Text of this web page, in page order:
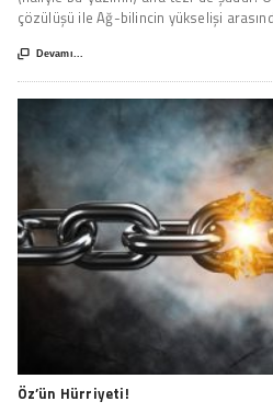
çözülüşü ile Ağ-bilincin yükselişi
 Devamı...
Öz’ün Hürriyeti!